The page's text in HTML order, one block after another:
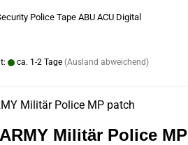
Police Tape ABU ACU Digital
ca. 1-2 Tage (Ausland abweichend)
Militär Police MP patch
Militär Police MP